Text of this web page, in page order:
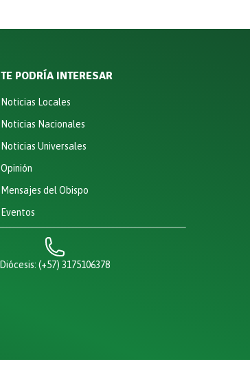
TE PODRÍA INTERESAR
Noticias Locales
Noticias Nacionales
Noticias Universales
Opinión
Mensajes del Obispo
Eventos
Diócesis: (+57) 3175106378